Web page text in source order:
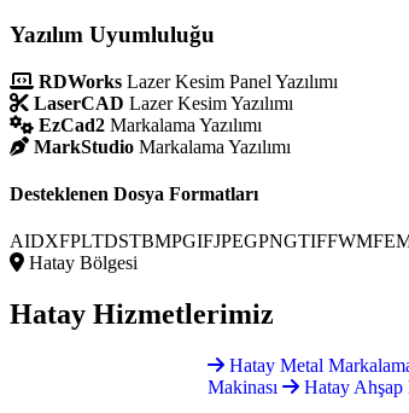
Yazılım Uyumluluğu
RDWorks Lazer Kesim Panel Yazılımı
LaserCAD Lazer Kesim Yazılımı
EzCad2 Markalama Yazılımı
MarkStudio Markalama Yazılımı
Desteklenen Dosya Formatları
AIDXFPLTDSTBMPGIFJPEGPNGTIFFWMF
Hatay Bölgesi
Hatay Hizmetlerimiz
Hatay Metal
Makinası
Hatay